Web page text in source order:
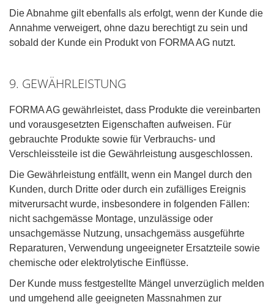
Die Abnahme gilt ebenfalls als erfolgt, wenn der Kunde die
Annahme verweigert, ohne dazu berechtigt zu sein und
sobald der Kunde ein Produkt von FORMA AG nutzt.
9. GEWÄHRLEISTUNG
FORMA AG gewährleistet, dass Produkte die vereinbarten
und vorausgesetzten Eigenschaften aufweisen. Für
gebrauchte Produkte sowie für Verbrauchs- und
Verschleissteile ist die Gewährleistung ausgeschlossen.
Die Gewährleistung entfällt, wenn ein Mangel durch den
Kunden, durch Dritte oder durch ein zufälliges Ereignis
mitverursacht wurde, insbesondere in folgenden Fällen:
nicht sachgemässe Montage, unzulässige oder
unsachgemässe Nutzung, unsachgemäss ausgeführte
Reparaturen, Verwendung ungeeigneter Ersatzteile sowie
chemische oder elektrolytische Einflüsse.
Der Kunde muss festgestellte Mängel unverzüglich melden
und umgehend alle geeigneten Massnahmen zur